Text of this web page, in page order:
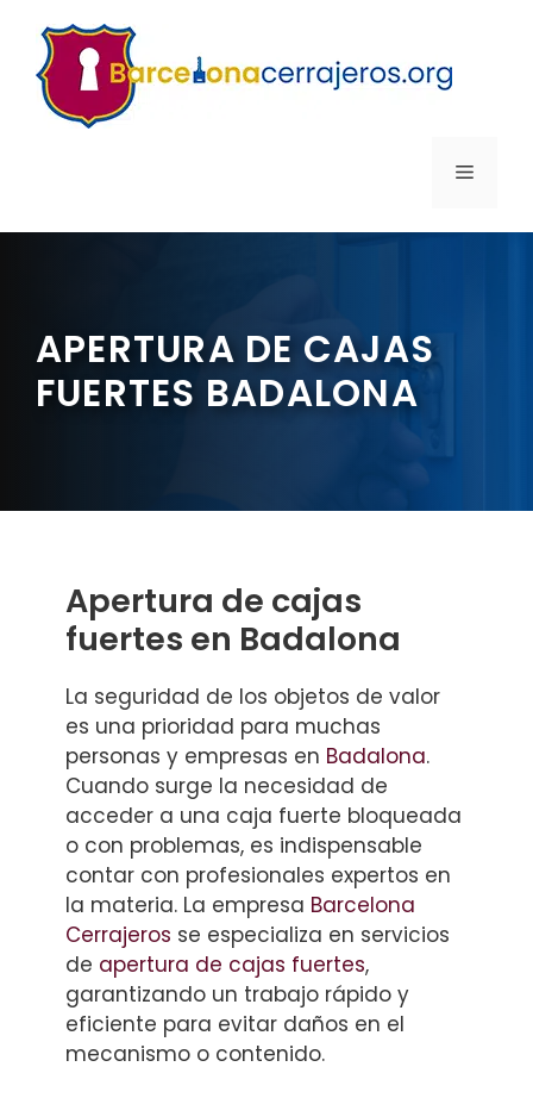
contenido
MENÚ
APERTURA DE CAJAS
FUERTES BADALONA
Apertura de cajas
fuertes en Badalona
La seguridad de los objetos de valor
es una prioridad para muchas
personas y empresas en Badalona.
Cuando surge la necesidad de
acceder a una caja fuerte bloqueada
o con problemas, es indispensable
contar con profesionales expertos en
la materia. La empresa Barcelona
Cerrajeros se especializa en servicios
de apertura de cajas fuertes,
garantizando un trabajo rápido y
eficiente para evitar daños en el
mecanismo o contenido.